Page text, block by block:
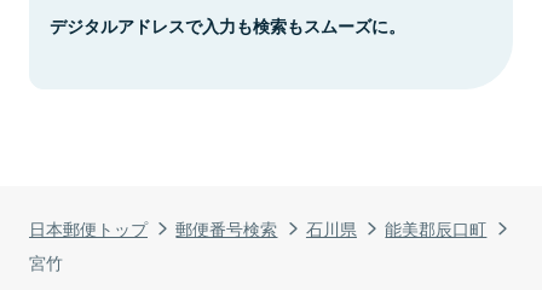
日本郵便トップ 郵便番号検索 石川県
能美郡辰口町
宮竹
デジタルアドレスで入力も検索もスムーズに。